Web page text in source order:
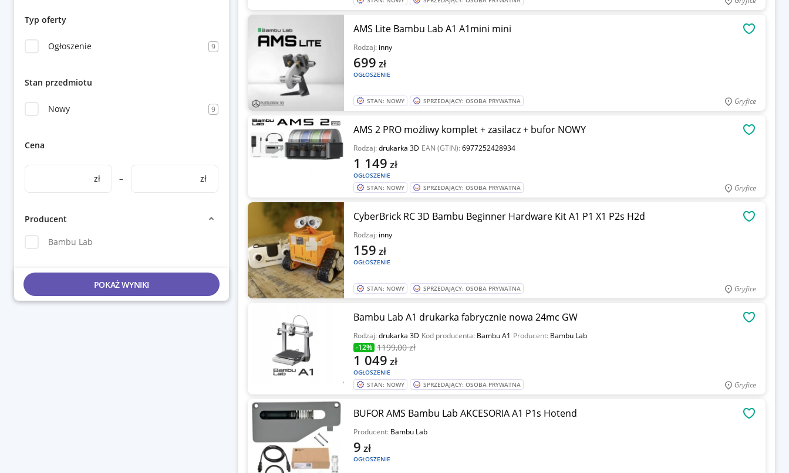
Typ oferty
Ogłoszenie 9
Stan przedmiotu
Nowy 9
Cena
zł – zł
Producent
Bambu Lab
POKAŻ WYNIKI
AMS Lite Bambu Lab A1 A1mini mini
Rodzaj: inny
OGŁOSZENIE
699 zł
STAN: NOWY SPRZEDAJĄCY: OSOBA PRYWATNA Gryfice
AMS 2 PRO możliwy komplet + zasilacz + bufor NOWY
Rodzaj:drukarka 3D EAN (GTIN):6977252428934
OGŁOSZENIE
1 149 zł
STAN: NOWY SPRZEDAJĄCY: OSOBA PRYWATNA Gryfice
CyberBrick RC 3D Bambu Beginner Hardware Kit A1 P1 X1 P2s H2d
Rodzaj: inny
OGŁOSZENIE
159 zł
STAN: NOWY SPRZEDAJĄCY: OSOBA PRYWATNA Gryfice
Bambu Lab A1 drukarka fabrycznie nowa 24mc GW
Rodzaj:drukarka 3D Kod producenta: Bambu A1 Producent: Bambu Lab
-12% 1199,00 zł
OGŁOSZENIE
1 049 zł
STAN: NOWY SPRZEDAJĄCY: OSOBA PRYWATNA Gryfice
BUFOR AMS Bambu Lab AKCESORIA A1 P1s Hotend
Producent: Bambu Lab
OGŁOSZENIE
9 zł